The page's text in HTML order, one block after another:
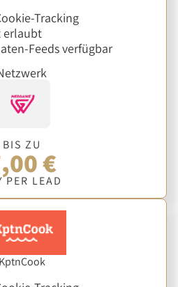
Tracking
erlaubt
Feeds verfügbar
BIS ZU
€
PER LEAD
KptnCook